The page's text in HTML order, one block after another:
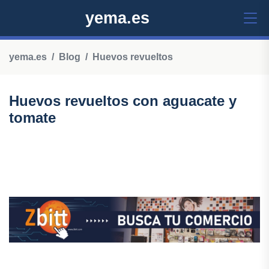
yema.es
yema.es Blog Huevos revueltos
Huevos revueltos con aguacate y
tomate